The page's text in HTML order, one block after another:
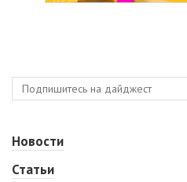
Новости
Статьи